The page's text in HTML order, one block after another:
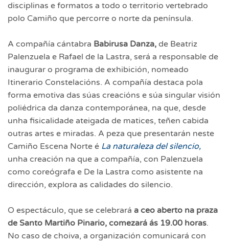
disciplinas e formatos a todo o territorio vertebrado
polo Camiño que percorre o norte da península.
A compañía cántabra Babirusa Danza, de Beatriz
Palenzuela e Rafael de la Lastra, será a responsable de
inaugurar o programa de exhibición, nomeado
Itinerario Constelacións. A compañía destaca pola
forma emotiva das súas creacións e súa singular visión
poliédrica da danza contemporánea, na que, desde
unha fisicalidade ateigada de matices, teñen cabida
outras artes e miradas. A peza que presentarán neste
Camiño Escena Norte é La naturaleza del silencio,
unha creación na que a compañía, con Palenzuela
como coreógrafa e De la Lastra como asistente na
dirección, explora as calidades do silencio.
O espectáculo, que se celebrará a ceo aberto na praza
de Santo Martiño Pinario, comezará ás 19.00 horas.
No caso de choiva, a organización comunicará con